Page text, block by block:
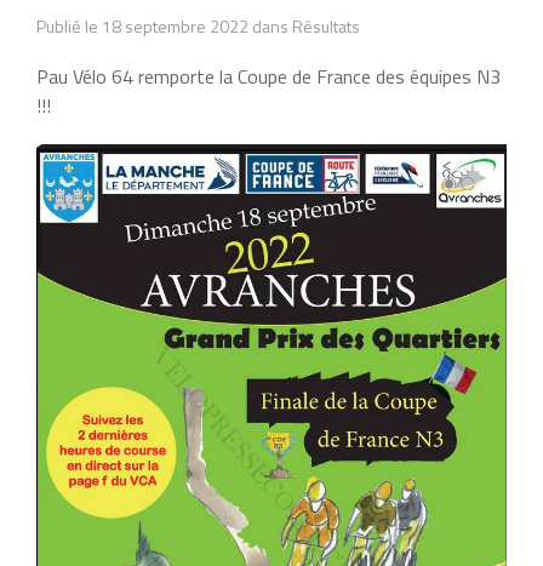
Publié le 18 septembre 2022 dans Résultats
Pau Vélo 64 remporte la Coupe de France des équipes N3
!!!